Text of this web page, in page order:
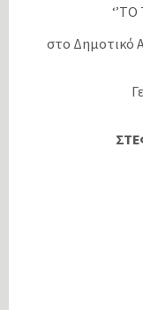
στο Δημοτικό